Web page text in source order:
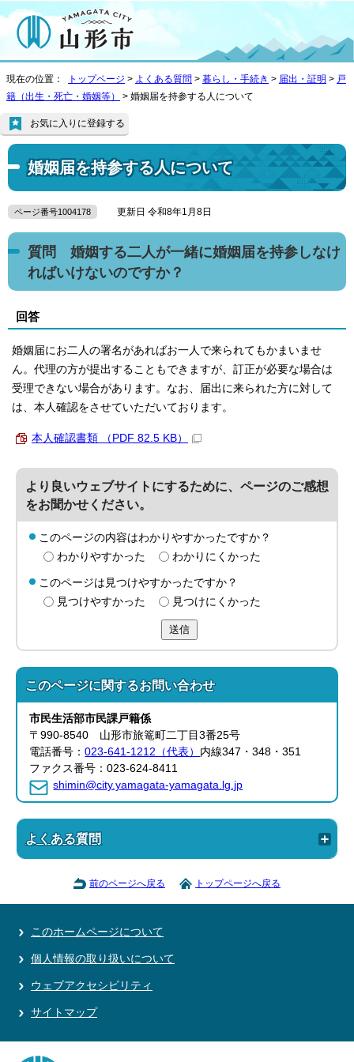
現在の位置： トップページ > よくある質問 > 暮らし・手続き > 届出・証明 > 戸
籍（出生・死亡・婚姻等）
> 婚姻届を持参する人について
婚姻届を持参する人について
お気に入りに登録する
ページ番号1004178 更新日 令和8年1月8日
質問 婚姻する二人が一緒に婚姻届を持参しなけ
ればいけないのですか？
回答
婚姻届にお二人の署名があればお一人で来られてもかまいませ
ん。代理の方が提出することもできますが、訂正が必要な場合は
受理できない場合があります。なお、届出に来られた方に対して
は、本人確認をさせていただいております。
本人確認書類 （PDF 82.5 KB）
より良いウェブサイトにするために、ページのご感想
をお聞かせください。
このページの内容はわかりやすかったですか？
わかりやすかった
わかりにくかった
このページは見つけやすかったですか？
見つけやすかった
見つけにくかった
送信
このページに関するお問い合わせ
市民生活部市民課 戸籍係
〒990-8540 山形市旅篭町二丁目3番25号
電話番号：023-641-1212（代表） 内線347・348・351
ファクス番号：023-624-8411
shimin@city.yamagata-yamagata.lg.jp
よくある質問
前のページへ戻る トップページへ戻る
このホームページについて
個人情報の取り扱いについて
ウェブアクセシビリティ
サイトマップ